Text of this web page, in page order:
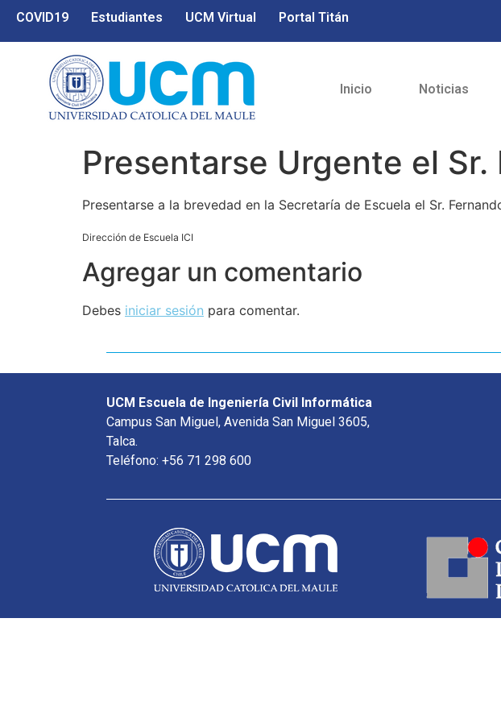
COVID19 Estudiantes UCM Virtual Portal Titán
Inicio Noticias
Presentarse Urgente el
Presentarse a la brevedad en la Secretaría de Escuela el Sr.
Dirección de Escuela ICI
Agregar un comentario
Debes iniciar sesión para comentar.
UCM Escuela de Ingeniería Civil Informática
Campus San Miguel, Avenida San Miguel 3605,
Talca.
Teléfono: +56 71 298 600